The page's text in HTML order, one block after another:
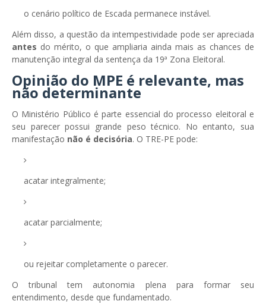
o cenário político de Escada permanece instável.
Além disso, a questão da intempestividade pode ser apreciada
antes do mérito, o que ampliaria ainda mais as chances de
manutenção integral da sentença da 19ª Zona Eleitoral.
Opinião do MPE é relevante, mas
não determinante
O Ministério Público é parte essencial do processo eleitoral e
seu parecer possui grande peso técnico. No entanto, sua
manifestação não é decisória. O TRE-PE pode:
acatar integralmente;
acatar parcialmente;
ou rejeitar completamente o parecer.
O tribunal tem autonomia plena para formar seu
entendimento, desde que fundamentado.